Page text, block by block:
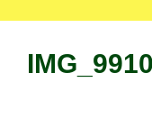
IMG_9910